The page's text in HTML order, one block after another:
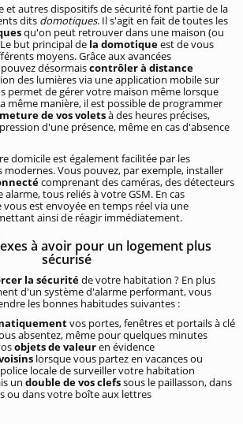
et autres dispositifs de sécurité font partie de la
dits domotiques. Il s'agit en fait de toutes les
qu'on peut retrouver dans une maison (ou
but principal de la domotiqueest de vous
moyens. Grâce aux avancées
désormaiscontrôler à distance
des lumières via une application mobile sur
permet de gérer votre maison même lorsque
même manière, il est possible de programmer
de vos voletsà des heures précises,
d'une présence, même en cas d'absence
domicile est également facilitée par les
Vous pouvez, par exemple, installer
comprenant des caméras, des détecteurs
tous reliés à votre GSM. En cas
est envoyée en temps réel via une
ainsi de réagir immédiatement.
à avoir pour un logement plus
sécurisé
la sécuritéde votre habitation ? En plus
d'un système d'alarme performant, vous
les bonnes habitudes suivantes :
vos portes, fenêtres et portails à clé
absentez, même pour quelques minutes
objets de valeuren évidence
lorsque vous partez en vacances ou
locale de surveiller votre habitation
un double de vos clefssous le paillasson, dans
ou dans votre boîte aux lettres